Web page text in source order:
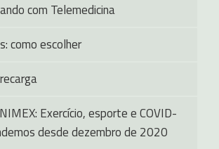
com Telemedicina
como escolher
Exercício, esporte e COVID-
desde dezembro de 2020